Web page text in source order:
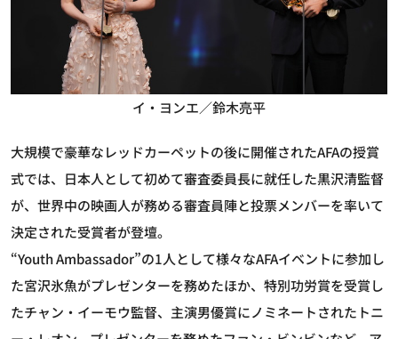
イ・ヨンエ／鈴木亮平
大規模で豪華なレッドカーペットの後に開催されたAFAの授賞
式では、日本人として初めて審査委員長に就任した黒沢清監督
が、世界中の映画人が務める審査員陣と投票メンバーを率いて
決定された受賞者が登壇。
“Youth Ambassador”の1人として様々なAFAイベントに参加し
た宮沢氷魚がプレゼンターを務めたほか、特別功労賞を受賞し
たチャン・イーモウ監督、主演男優賞にノミネートされたトニ